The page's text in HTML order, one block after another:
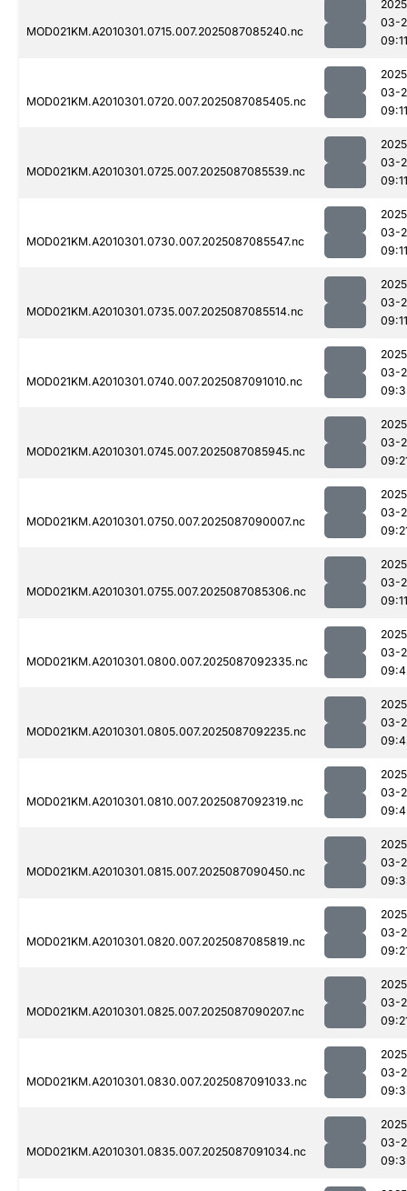
MOD021KM.A2010301.0715.007.2025087085240.nc
03-
09:11
MOD021KM.A2010301.0720.007.2025087085405.nc
03-
09:11
MOD021KM.A2010301.0725.007.2025087085539.nc
03-
09:11
MOD021KM.A2010301.0730.007.2025087085547.nc
03-
09:11
MOD021KM.A2010301.0735.007.2025087085514.nc
03-
09:11
MOD021KM.A2010301.0740.007.2025087091010.nc
03-
MOD021KM.A2010301.0745.007.2025087085945.nc
03-
MOD021KM.A2010301.0750.007.2025087090007.nc
03-
MOD021KM.A2010301.0755.007.2025087085306.nc
03-
09:11
MOD021KM.A2010301.0800.007.2025087092335.nc
03-
MOD021KM.A2010301.0805.007.2025087092235.nc
03-
MOD021KM.A2010301.0810.007.2025087092319.nc
03-
MOD021KM.A2010301.0815.007.2025087090450.nc
03-
MOD021KM.A2010301.0820.007.2025087085819.nc
03-
MOD021KM.A2010301.0825.007.2025087090207.nc
03-
MOD021KM.A2010301.0830.007.2025087091033.nc
03-
MOD021KM.A2010301.0835.007.2025087091034.nc
03-